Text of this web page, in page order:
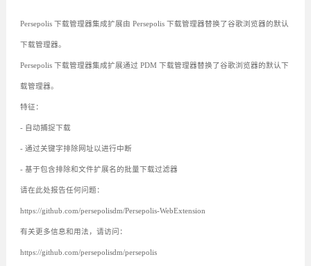
Persepolis 下载管理器集成扩展由 Persepolis 下载管理器替换了谷歌浏览器的默认
下载管理器。
Persepolis 下载管理器集成扩展通过 PDM 下载管理器替换了谷歌浏览器的默认下
载管理器。
特征：
- 自动捕捉下载
- 通过关键字排除网址以进行中断
- 基于包含排除和文件扩展名的批量下载过滤器
请在此处报告任何问题：
https://github.com/persepolisdm/Persepolis-WebExtension
有关更多信息和用法，请访问：
https://github.com/persepolisdm/persepolis